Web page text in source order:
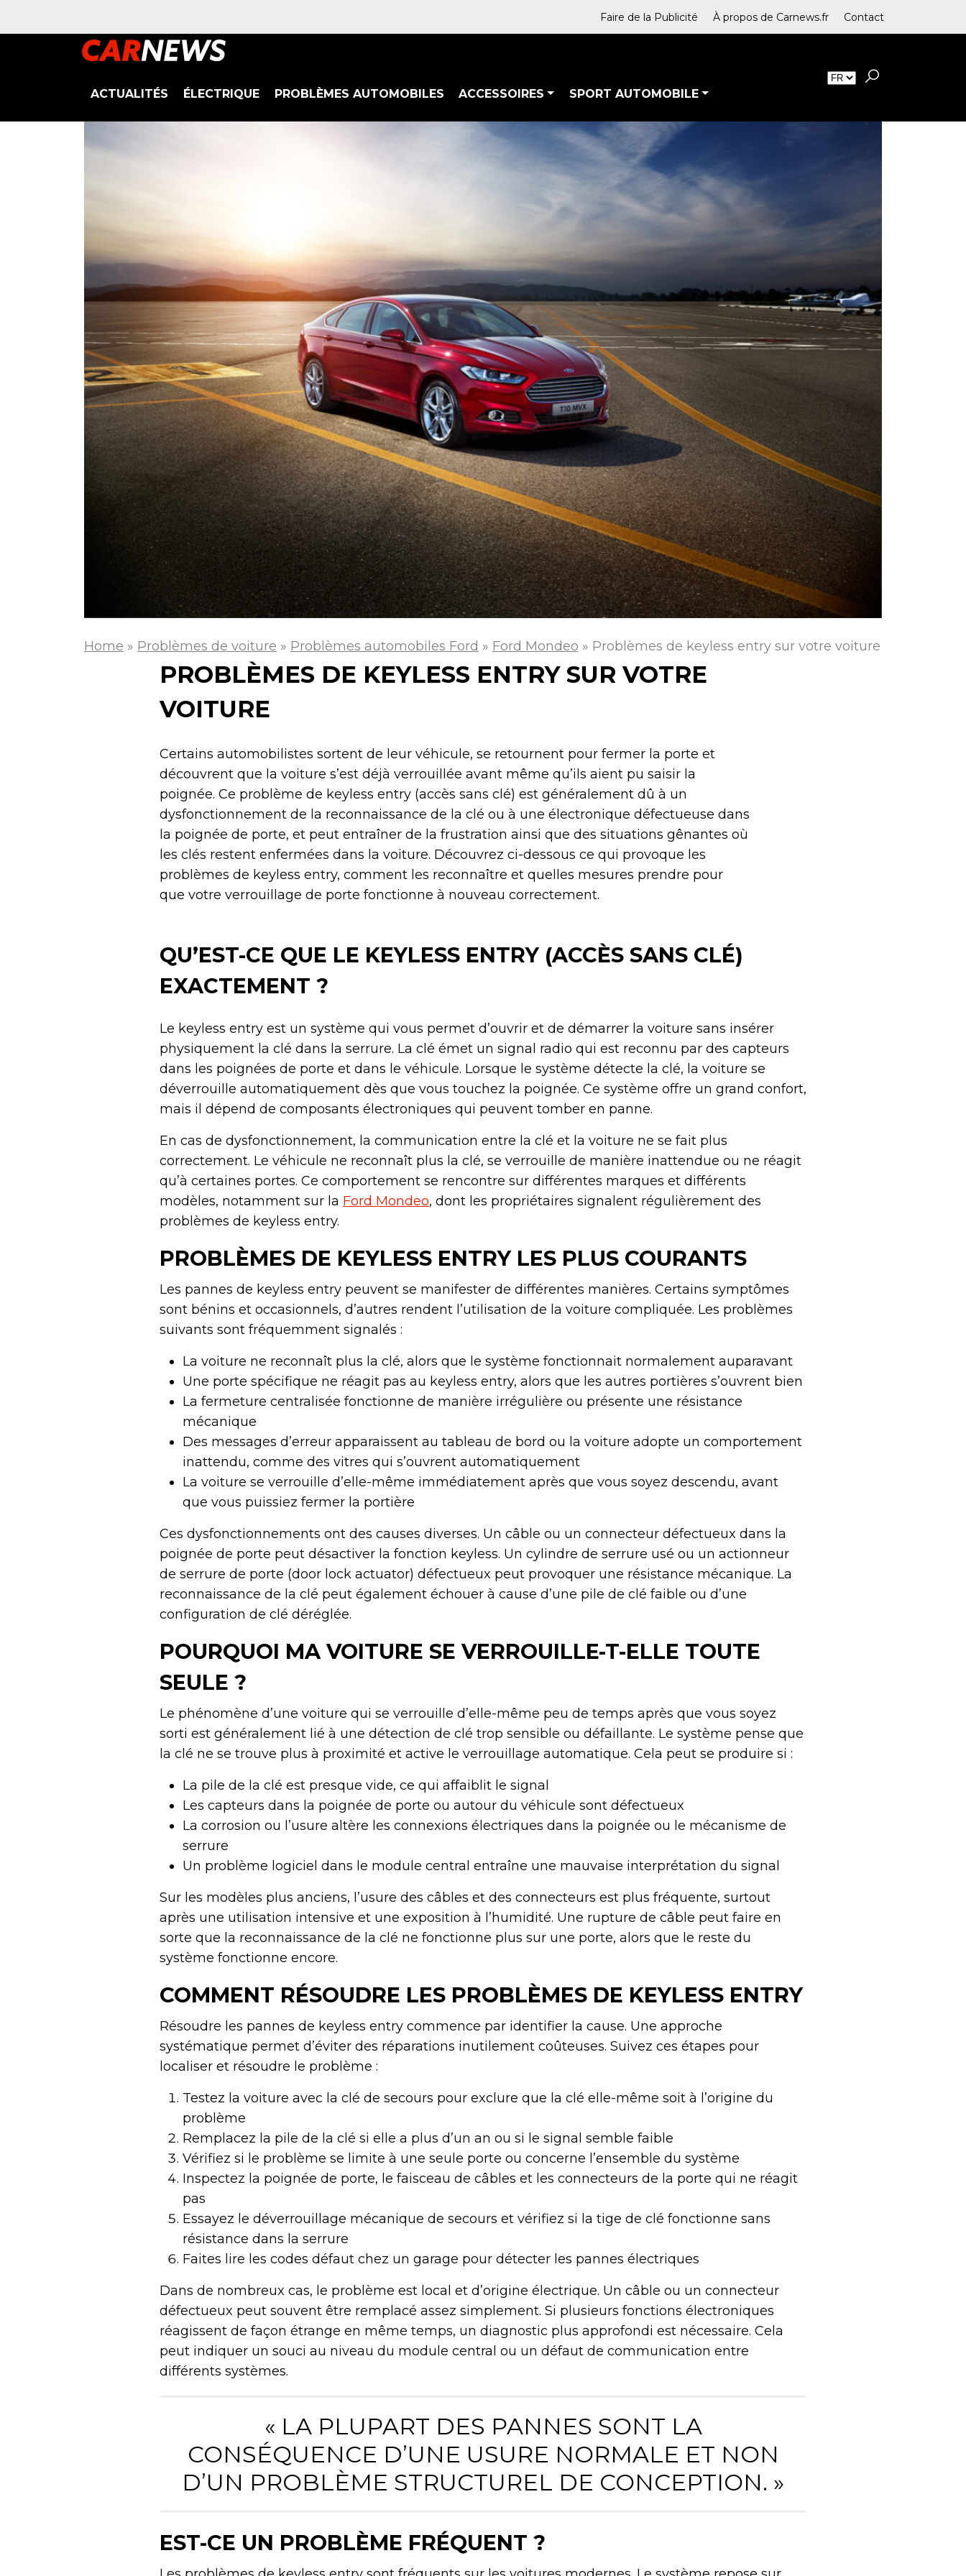
Faire de la Publicité À propos de Carnews.fr Contact
ACTUALITÉS ÉLECTRIQUE PROBLÈMES AUTOMOBILES ACCESSOIRES SPORT AUTOMOBILE
Home » Problèmes de voiture » Problèmes automobiles Ford » Ford Mondeo » Problèmes de keyless entry sur votre voiture
PROBLÈMES DE KEYLESS ENTRY SUR VOTRE
VOITURE
Certains automobilistes sortent de leur véhicule, se retournent pour fermer la porte et
découvrent que la voiture s’est déjà verrouillée avant même qu’ils aient pu saisir la
poignée. Ce problème de keyless entry (accès sans clé) est généralement dû à un
dysfonctionnement de la reconnaissance de la clé ou à une électronique défectueuse dans
la poignée de porte, et peut entraîner de la frustration ainsi que des situations gênantes où
les clés restent enfermées dans la voiture. Découvrez ci-dessous ce qui provoque les
problèmes de keyless entry, comment les reconnaître et quelles mesures prendre pour
que votre verrouillage de porte fonctionne à nouveau correctement.
QU’EST-CE QUE LE KEYLESS ENTRY (ACCÈS SANS CLÉ)
EXACTEMENT ?
Le keyless entry est un système qui vous permet d’ouvrir et de démarrer la voiture sans insérer
physiquement la clé dans la serrure. La clé émet un signal radio qui est reconnu par des capteurs
dans les poignées de porte et dans le véhicule. Lorsque le système détecte la clé, la voiture se
déverrouille automatiquement dès que vous touchez la poignée. Ce système offre un grand confort,
mais il dépend de composants électroniques qui peuvent tomber en panne.
En cas de dysfonctionnement, la communication entre la clé et la voiture ne se fait plus
correctement. Le véhicule ne reconnaît plus la clé, se verrouille de manière inattendue ou ne réagit
qu’à certaines portes. Ce comportement se rencontre sur différentes marques et différents
modèles, notamment sur la Ford Mondeo, dont les propriétaires signalent régulièrement des
problèmes de keyless entry.
PROBLÈMES DE KEYLESS ENTRY LES PLUS COURANTS
Les pannes de keyless entry peuvent se manifester de différentes manières. Certains symptômes
sont bénins et occasionnels, d’autres rendent l’utilisation de la voiture compliquée. Les problèmes
suivants sont fréquemment signalés :
La voiture ne reconnaît plus la clé, alors que le système fonctionnait normalement auparavant
Une porte spécifique ne réagit pas au keyless entry, alors que les autres portières s’ouvrent bien
La fermeture centralisée fonctionne de manière irrégulière ou présente une résistance
mécanique
Des messages d’erreur apparaissent au tableau de bord ou la voiture adopte un comportement
inattendu, comme des vitres qui s’ouvrent automatiquement
La voiture se verrouille d’elle-même immédiatement après que vous soyez descendu, avant
que vous puissiez fermer la portière
Ces dysfonctionnements ont des causes diverses. Un câble ou un connecteur défectueux dans la
poignée de porte peut désactiver la fonction keyless. Un cylindre de serrure usé ou un actionneur
de serrure de porte (door lock actuator) défectueux peut provoquer une résistance mécanique. La
reconnaissance de la clé peut également échouer à cause d’une pile de clé faible ou d’une
configuration de clé déréglée.
POURQUOI MA VOITURE SE VERROUILLE-T-ELLE TOUTE
SEULE ?
Le phénomène d’une voiture qui se verrouille d’elle-même peu de temps après que vous soyez
sorti est généralement lié à une détection de clé trop sensible ou défaillante. Le système pense que
la clé ne se trouve plus à proximité et active le verrouillage automatique. Cela peut se produire si :
La pile de la clé est presque vide, ce qui affaiblit le signal
Les capteurs dans la poignée de porte ou autour du véhicule sont défectueux
La corrosion ou l’usure altère les connexions électriques dans la poignée ou le mécanisme de
serrure
Un problème logiciel dans le module central entraîne une mauvaise interprétation du signal
Sur les modèles plus anciens, l’usure des câbles et des connecteurs est plus fréquente, surtout
après une utilisation intensive et une exposition à l’humidité. Une rupture de câble peut faire en
sorte que la reconnaissance de la clé ne fonctionne plus sur une porte, alors que le reste du
système fonctionne encore.
COMMENT RÉSOUDRE LES PROBLÈMES DE KEYLESS ENTRY
Résoudre les pannes de keyless entry commence par identifier la cause. Une approche
systématique permet d’éviter des réparations inutilement coûteuses. Suivez ces étapes pour
localiser et résoudre le problème :
Testez la voiture avec la clé de secours pour exclure que la clé elle-même soit à l’origine du
problème
Remplacez la pile de la clé si elle a plus d’un an ou si le signal semble faible
Vérifiez si le problème se limite à une seule porte ou concerne l’ensemble du système
Inspectez la poignée de porte, le faisceau de câbles et les connecteurs de la porte qui ne réagit
pas
Essayez le déverrouillage mécanique de secours et vérifiez si la tige de clé fonctionne sans
résistance dans la serrure
Faites lire les codes défaut chez un garage pour détecter les pannes électriques
Dans de nombreux cas, le problème est local et d’origine électrique. Un câble ou un connecteur
défectueux peut souvent être remplacé assez simplement. Si plusieurs fonctions électroniques
réagissent de façon étrange en même temps, un diagnostic plus approfondi est nécessaire. Cela
peut indiquer un souci au niveau du module central ou un défaut de communication entre
différents systèmes.
« LA PLUPART DES PANNES SONT LA
CONSÉQUENCE D’UNE USURE NORMALE ET NON
D’UN PROBLÈME STRUCTUREL DE CONCEPTION. »
EST-CE UN PROBLÈME FRÉQUENT ?